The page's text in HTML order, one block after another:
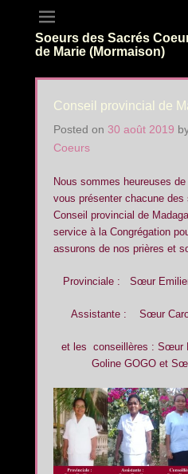
Soeurs des Sacrés
de Marie (Mormaison)
Conseil provincial de
Posted on 30 août 2019
Coeurs
Nous sommes heureuses
vous présenter chacune
Conseil provincial de
service à la Congrégation
assurons de nos prières et
Provinciale : Sœur
Assistante : Sœur
et les conseillères : Sœur
Goline GOGO et